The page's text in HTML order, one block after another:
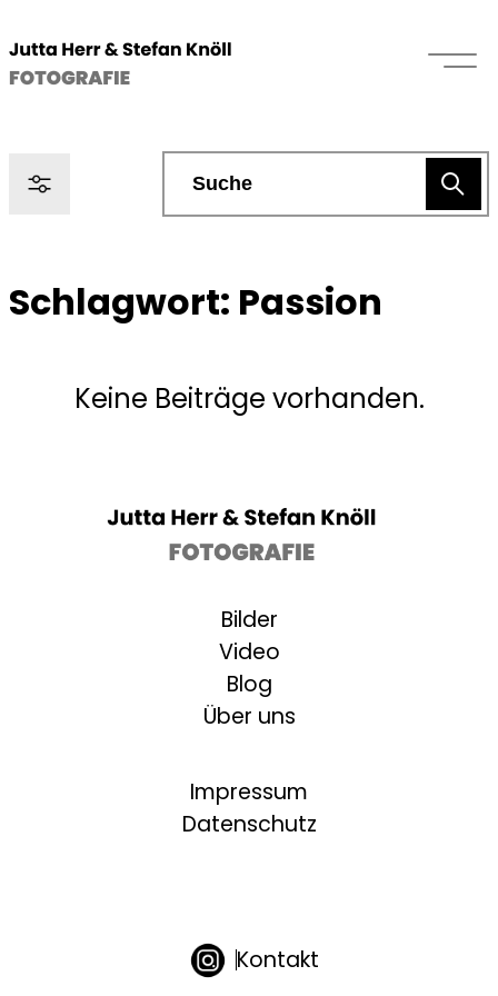
Schlagwort: Passion
Keine Beiträge vorhanden.
Bilder
Video
Blog
Über uns
Impressum
Datenschutz
Kontakt